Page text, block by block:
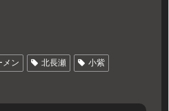
メン 北長瀬
小紫